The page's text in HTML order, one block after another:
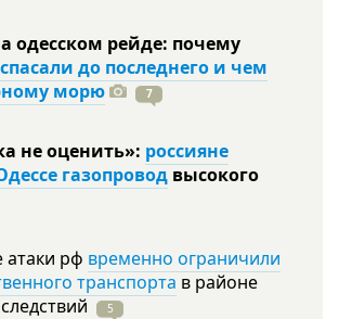
одесском рейде: почему
до последнего и чем
морю
7
не оценить»: россияне
газопровод высокого
атаки рф временно ограничили
транспорта в районе
5